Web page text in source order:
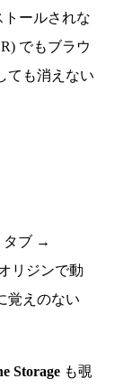
トールされな
でもブラウ
ても消えない
タブ →
リジンで動
覚えのない
Storage も覗